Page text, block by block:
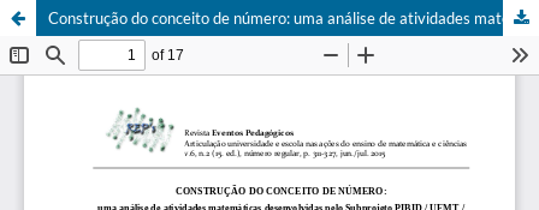
Construção do conceito de número: uma análise de atividades matemáticas desenvolvidas pelo Subprojeto PIBID / UFMT / CUR nas escolas do Ensino Fundamental de Rondonópolis